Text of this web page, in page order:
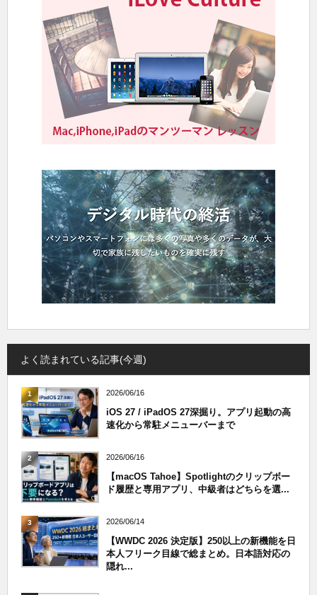
よく読まれている記事(今週)
1 2026/06/16
iOS 27 / iPadOS 27深掘り。アプリ起動の高
速化から常駐メニューバーまで
2 2026/06/16
【macOS Tahoe】Spotlightのクリップボー
ド履歴と専用アプリ、中級者はどちらを選...
3 2026/06/14
【WWDC 2026 決定版】250以上の新機能を日
本人フリーク目線で総まとめ。日本語対応の
隠れ...